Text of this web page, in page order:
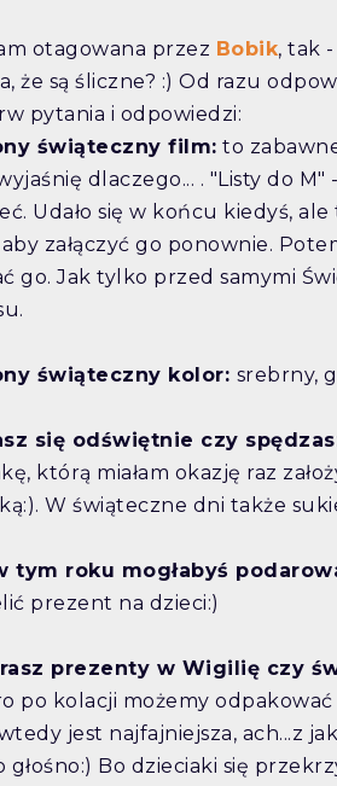
otagowana przez Bobik, tak
że są śliczne? :) Od razu
pytania i odpowiedzi:
świąteczny film: to
dlaczego... . "Listy do
Udało się w końcu kiedyś,
załączyć go ponownie.
go. Jak tylko przed samymi
świąteczny kolor: srebrny,
się odświętnie czy
którą miałam okazję raz
W świąteczne dni także
tym roku mogłabyś
prezent na dzieci:)
prezenty w Wigilię czy
po kolacji możemy odpakować
jest najfajniejsza, ach...z
głośno:) Bo dzieciaki się